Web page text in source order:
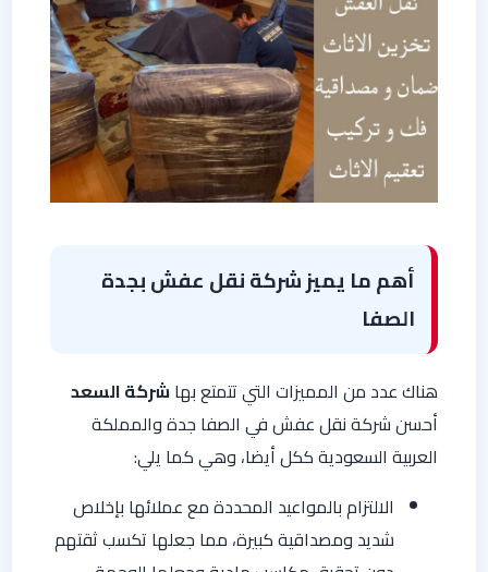
أهم ما يميز شركة نقل عفش بجدة
الصفا
هناك عدد من المميزات التي تتمتع بهاشركة السعد
أحسن شركة نقل عفش في الصفا جدة والمملكة
العربية السعودية ككل أيضا، وهي كما يلي:
الالتزام بالمواعيد المحددة مع عملائها بإخلاص
شديد ومصداقية كبيرة، مما جعلها تكسب ثقتهم